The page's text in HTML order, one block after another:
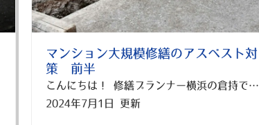
マンション大規模修繕のアスベスト対
策 前半
こんにちは！ 修繕プランナー横浜の倉持です。 築20年を超えた賃貸アパート・マンションの大家さんの皆様、お困りではありませんか？ そんな皆様に向けて、前半・後半に分けて「大規模修繕 アスベスト対策」に関する重要な情報をお届けします。 今回は、この3つのテーマでアスベスト対策を基礎から学びましょう！！ ・アスベスト問題とは？ ・アスベスト含有建材とは？ ・アスベスト対策の義務化！ この記事を読むことで、アスベストの基礎から危険性まで理解を深めることができますよ！ 1. アスベスト問題とは？ 1.1 アスベストとは？ 天然に産する繊維状けい酸塩鉱物のことを言い、よく「せきめん」「いしわた」と呼ばれています。 繊維が極めて細いため、熱・摩擦・酸やアルカリにも強く、丈夫で変化しにくいという特性を持ち、安価であることから、ビル等の建築工事においては、保温断熱の目的で天井や外壁に石綿を吹き付ける作業が行われていたり、私たちの身近な工業製品に使用されてきました。 1.2 アスベストが引き起こす危険性 アスベストは、そこにあること自体は問題ではありません。 吹付時等に飛び散ることで空中に飛散した石綿繊維を肺に吸い込んでしまうことが問題なのです。 吸い込んでしまうと約20年から40年の潜伏期間を経た後に、肺がんや中皮腫の病気を引き起こす確率が高いことが明らかになり、現在では製造及び使用が禁止されています。 一方で、それまで産業利用されたアスベストの8割は建材に集中していると言われており、古いビルや建築物の外壁や壁紙・煙突・天井・スレート屋根には、現在も大量にアスベストが残っているのです。 その建物たちが2020年代以降、一斉に耐用年数を迎えます。 今後、解体工事の激増に伴い、アスベスト対策は避けて通ることはできません。 これがアスベスト問題です。 2. アスベスト含有建材とは？ アスベスト含有建材とは、 住宅や倉庫では、外壁・屋根・軒裏等に成形版として、マンションやビルでは、天井・壁の吸音用等に吹付材として使用される建材のうち、 アスベストの含有量が0.1％（重量比）を超えるものをいいます。 体内へ侵入する原因でもある「発じん性」の程度に応じてレベル1からレベル3までに作業レベルが定められてます。 レベルごとに、アスベストの種類・使用されている場所や対策を解説します！ 2.1 レベル1 もっとも飛散性の高い「アスベスト含有吹付材・アスベスト含有耐火被覆材」がレベル1に分類されます。 使用場所は、鉄筋構造の建築物に使用されている柱やはり、エレベーター周り、ビルの機械室、ボイラ室等の天井・壁、立体駐車場の天井・壁など。 作業の際は、周辺への飛散防止として作業場所の隔離を行い、作業する者は防塵マスク・保護衣を適切に身につけなければなりません。 2.2 レベル2 こちらは、「アスベスト含有保温材」がレベル2に分類されます。 使用場所は、ボイラ本体や、建築物の柱・はり・壁・屋根など。 レベル2の建材は、アスベストの密度が濃く、軽いのが特徴なので、作業する際はレベル1と同じ対策が必要です。 2.3 レベル3 最後は、レベル1とレベル2に該当しない「成形板などのアスベスト含有建材・アスベスト含有仕上げ塗材」がレベル3に分類されます。 使用場所は、建築物の屋根・天井・壁・床、ビニール床のタイル、建物の外壁及び内壁など。 レベル3の建材は、アスベストを含む原料を混ぜて、加工して製造するため、密度が高く硬いことが特徴です。 なので、破ったり砕いたりする作業においては防塵マスクが必要になります。 3.アスベスト対策の義務化！ 3.1法令による規制 解体工事などにおけるアスベストの事前調査は、2020年に義務化されました。 さらにさまざまな法律の改正により、2022年4月1日以降に着工する解体・補修等の工事では、アスベスト調査結果の報告も義務付けされています。 3.2 調査不要の建物 しかし、アスベストの飛散のリスクがないと判断される場合は、調査不要になるケースもあります。 一つ目が、木材・金属・石・ガラス・畳・電球などのアスベストが含まれていないことが明らかで、除去または取外し時に周囲の材料を損傷させる恐れのない作業。 二つ目が、工事対象に極めて軽微な損傷しか及ぼさない作業。 三つ目が、現存する材料等の除去は行わず、新たな材料を追加するのみの作業。 最後四つ目が、アスベストが使用されていないことが確認されている特定の工作物の解体・改修の作業。 また、以下の場合は調査は必要ですが報告不要な工事となります。 ・解体部分の延床面積が80㎡以下の建築物の解体工事 ・請負金額が税込100万以下の建築物の改修工事 4. まとめ 以上のように、アスベストは健康被害を引き起こす危険な物質であり、国全体で深刻な問題となっており、いくつもの法律で規制されています。 建物のオーナー様方は、定期的なアスベスト調査や除去を行うことで、入居者の安全を確保する責任があります。 ですので、大規模修繕を行う際にはアスベスト対策が欠かせません！ 次回は、調査方法や、アスベスト調査・除去で利用できる補助金などもご紹介します！ ぜひ、横浜市でアパート・マンションの大規模修繕、外壁塗装、防水工事を検討している方は、是非この記事を参考にしてくださいね！ 修繕プランナー横浜では、横浜市でお客様にピッタリのプランを提案しています。 横浜市のアパート・マンションの大規模修繕、外壁塗装、防水工事は修繕プランナー横浜にお任せください！！ 横浜市で大規模修繕・防水工事の事でお悩みなら 分かりやすく、相談しやすい！ 横浜市内に大規模修繕が気軽に相談できるショールームOPEN中！ ▼来店予約はこちら！
2024年7月1日 更新